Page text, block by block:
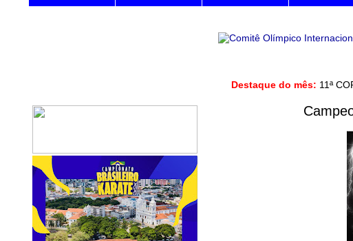
Destaque do mês:11ª